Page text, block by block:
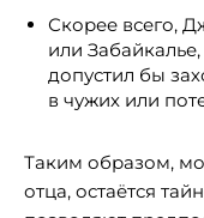
Скорее всего,
или
допустил бы
в чужих или
Таким образом,
отца, остаётся